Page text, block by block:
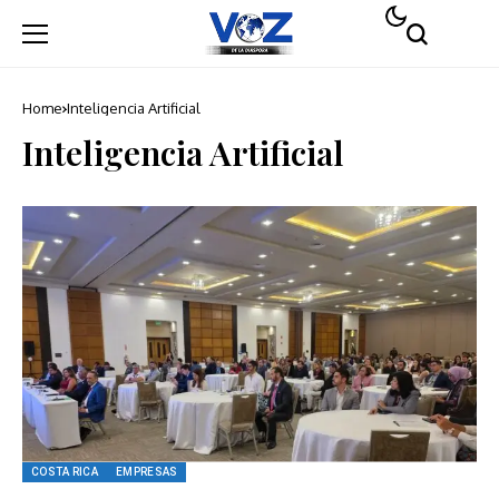
Home Inteligencia Artificial
Inteligencia Artificial
COSTA RICA EMPRESAS